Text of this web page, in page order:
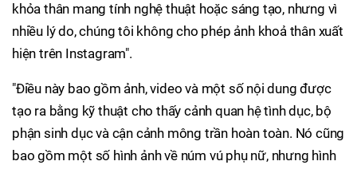
khỏa thân mang tính nghệ thuật hoặc sáng tạo, nhưng vì
nhiều lý do, chúng tôi không cho phép ảnh khoả thân xuất
hiện trên Instagram".
"Điều này bao gồm ảnh, video và một số nội dung được
tạo ra bằng kỹ thuật cho thấy cảnh quan hệ tình dục, bộ
phận sinh dục và cận cảnh mông trần hoàn toàn. Nó cũng
bao gồm một số hình ảnh về núm vú phụ nữ, nhưng hình